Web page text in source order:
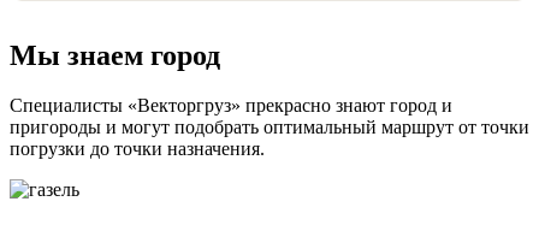
Мы знаем город
Специалисты «Векторгруз» прекрасно знают город и
пригороды и могут подобрать оптимальный маршрут от точки
погрузки до точки назначения.